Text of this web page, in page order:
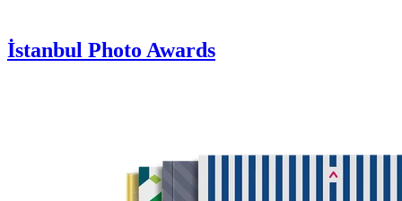
İstanbul Photo Awards